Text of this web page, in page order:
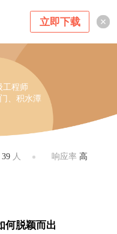
立即下载
工程师
、积水潭
39人 响应率 高
何脱颖而出